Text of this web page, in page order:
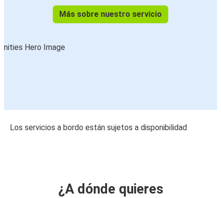
Más sobre nuestro servicio
Los servicios a bordo están sujetos a disponibilidad
¿A dónde quieres